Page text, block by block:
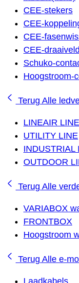
CEE-stekers
CEE-
CEE-
CEE-
Schuko-
Hoogstroom-
Terug Alle
LINEAIR LINE
UTILITY LINE
INDUSTRIAL
OUTDOOR
Terug Alle
VARIABOX
FRONTBOX
Hoogstroom
Terug Alle e-
Laadkabels